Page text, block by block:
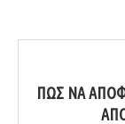
ΠΏΣ ΝΑ